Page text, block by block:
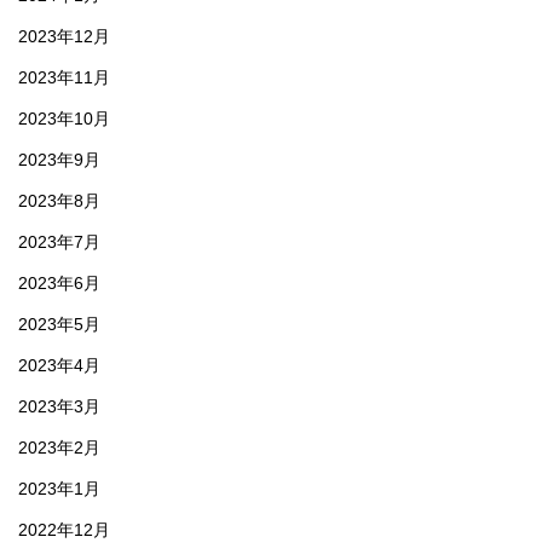
2023年12月
2023年11月
2023年10月
2023年9月
2023年8月
2023年7月
2023年6月
2023年5月
2023年4月
2023年3月
2023年2月
2023年1月
2022年12月